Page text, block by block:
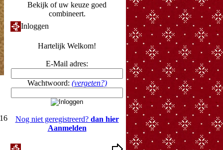
Bekijk of uw keuze goed
combineert.
Inloggen
Hartelijk Welkom!
E-Mail adres:
Wachtwoord: (vergeten?)
Nog niet geregistreerd? dan hier
Aanmelden